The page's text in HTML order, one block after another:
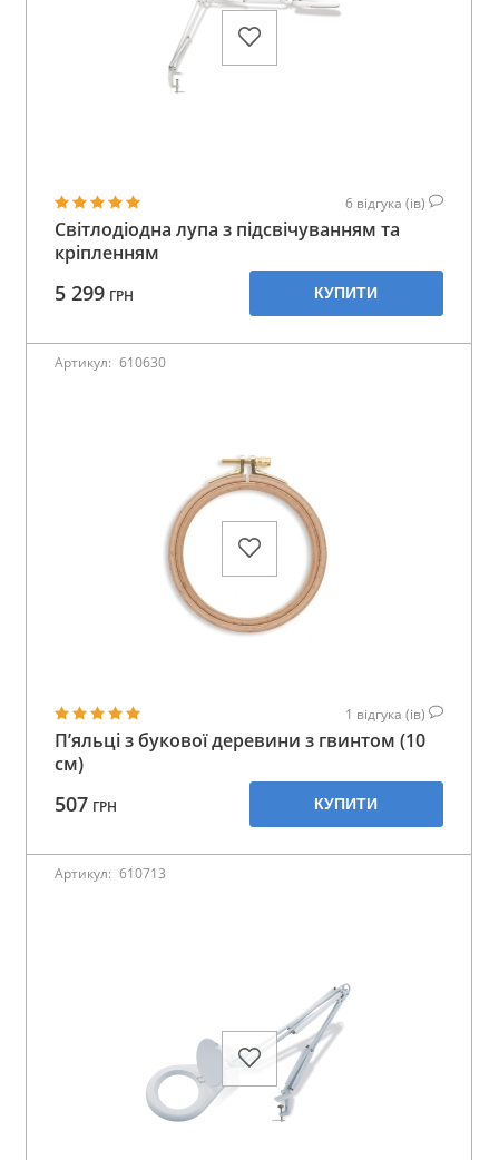
6 відгука (ів)
Світлодіодна лупа з підсвічуванням та
кріпленням
5 299 ГРН КУПИТИ
Артикул: 610630
1 відгука (ів)
П’яльці з букової деревини з гвинтом (10
см)
507 ГРН КУПИТИ
Артикул: 610713